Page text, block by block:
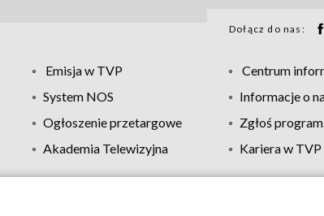
Dołącz do nas:
Emisja w TVP Centrum
System NOS Informacje o
Ogłoszenie przetargowe Zgłoś
Akademia Telewizyjna Kariera w TVP